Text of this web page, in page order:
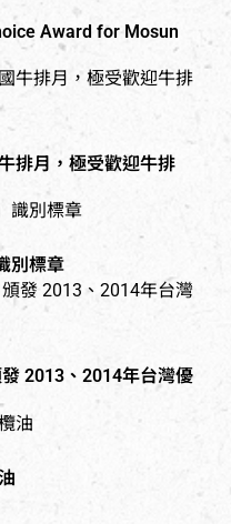
Award for Mosun
排月，極受歡迎牛排
別標章
2013、2014年台灣優